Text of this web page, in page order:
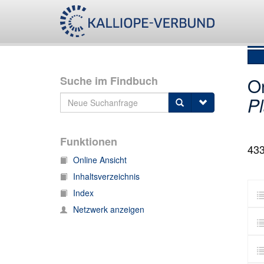
Suche im Findbuch
Funktionen
Online Ansicht
Inhaltsverzeichnis
Index
Netzwerk anzeigen
433